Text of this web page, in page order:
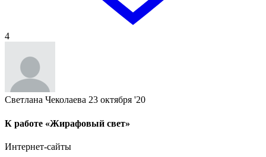
4
Светлана Чеколаева 23 октября '20
К работе «Жирафовый свет»
Интернет-сайты